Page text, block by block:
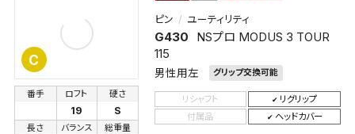
C
ピン ユーティリティ
G430
NSプロ MODUS 3 TOUR
115
男性用左 グリップ交換可能
番手 ロフト
19
硬さ
S
長さ バランス 総重量
リシャフト
リグリップ
付属品
ヘッドカバー
保存された検索条件は変更できません。
条件を変更したい場合は、マイページの「保存検索条
件一覧」から画面を表示し、条件を変更の上、保存し直
してください。
保存する